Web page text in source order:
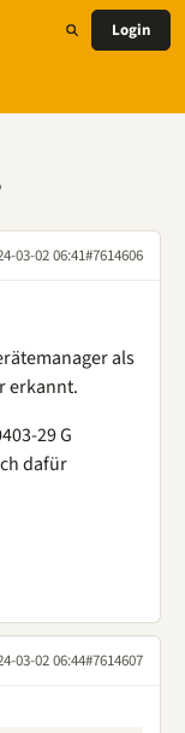
Login
03-02 06:41#7614606
als
erkannt.
29 G
dafür
03-02 06:44#7614607